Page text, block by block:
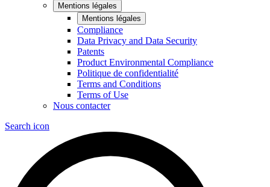
Mentions légales
Mentions légales
Compliance
Data Privacy and Data Security
Patents
Product Environmental Compliance
Politique de confidentialité
Terms and Conditions
Terms of Use
Nous contacter
Search icon